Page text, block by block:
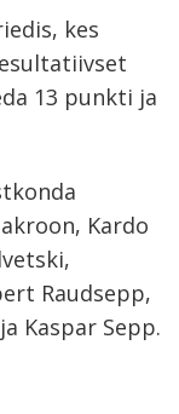
kes
13 punkti ja
Kardo
Raudsepp,
Kaspar Sepp.